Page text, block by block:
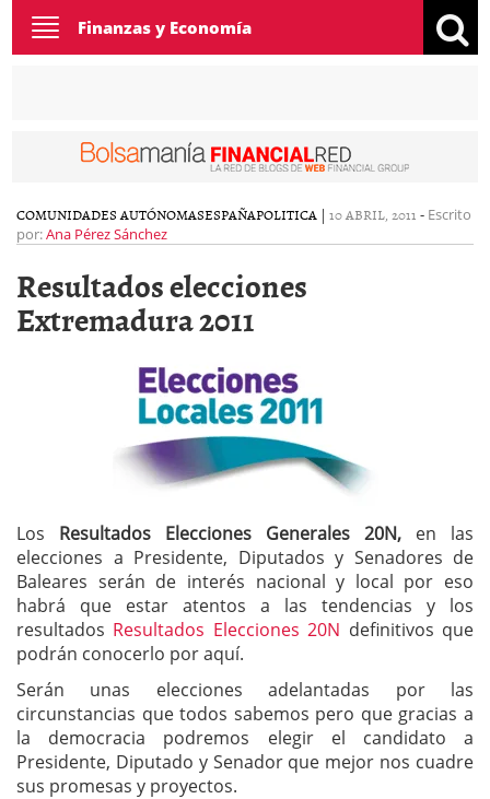
Toggle
navigation
Finanzas y Economía
COMUNIDADES AUTÓNOMASESPAÑAPOLITICA | 10 ABRIL, 2011 - Escrito
por:Ana Pérez Sánchez
Resultados elecciones
Extremadura 2011
Los Resultados Elecciones Generales 20N, en las
elecciones a Presidente, Diputados y Senadores de
Baleares serán de interés nacional y local por eso
habrá que estar atentos a las tendencias y los
resultados Resultados Elecciones 20N definitivos que
podrán conocerlo por aquí.
Serán unas elecciones adelantadas por las
circunstancias que todos sabemos pero que gracias a
la democracia podremos elegir el candidato a
Presidente, Diputado y Senador que mejor nos cuadre
sus promesas y proyectos.